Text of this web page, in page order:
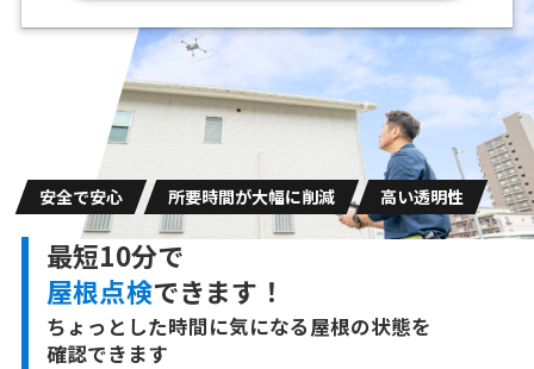
安全で安心 所要時間が大幅に削減 高い透明性
最短10分で
屋根点検できます！
ちょっとした時間に気になる屋根の状態を
確認できます